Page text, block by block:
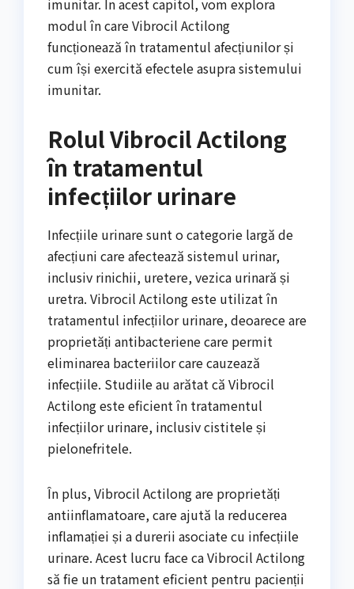
modul în care Vibrocil Actilong
funcționează în tratamentul afecțiunilor și
cum își exercită efectele asupra sistemului
imunitar.
Rolul Vibrocil Actilong
în tratamentul
infecțiilor urinare
Infecțiile urinare sunt o categorie largă de
afecțiuni care afectează sistemul urinar,
inclusiv rinichii, uretere, vezica urinară și
uretra. Vibrocil Actilong este utilizat în
tratamentul infecțiilor urinare, deoarece are
proprietăți antibacteriene care permit
eliminarea bacteriilor care cauzează
infecțiile. Studiile au arătat că Vibrocil
Actilong este eficient în tratamentul
infecțiilor urinare, inclusiv cistitele și
pielonefritele.
În plus, Vibrocil Actilong are proprietăți
antiinflamatoare, care ajută la reducerea
inflamației și a durerii asociate cu infecțiile
urinare. Acest lucru face ca Vibrocil Actilong
să fie un tratament eficient pentru pacienții